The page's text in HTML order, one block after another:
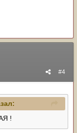
#4
!